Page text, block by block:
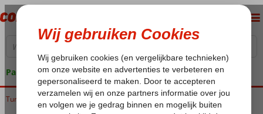
Pakketgarantie
Home
Turkije Istanbul Sirkeci Askoç Hotel